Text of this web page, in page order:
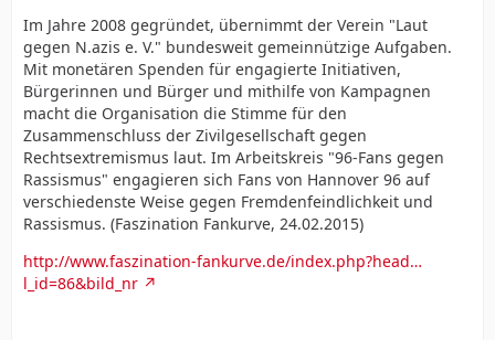
Im Jahre 2008 gegründet, übernimmt der Verein "Laut
gegen N.azis e. V." bundesweit gemeinnützige Aufgaben.
Mit monetären Spenden für engagierte Initiativen,
Bürgerinnen und Bürger und mithilfe von Kampagnen
macht die Organisation die Stimme für den
Zusammenschluss der Zivilgesellschaft gegen
Rechtsextremismus laut. Im Arbeitskreis "96-Fans gegen
Rassismus" engagieren sich Fans von Hannover 96 auf
verschiedenste Weise gegen Fremdenfeindlichkeit und
Rassismus. (Faszination Fankurve, 24.02.2015)
http://www.faszination-fankurve.de/index.php?head…
l_id=86&bild_nr